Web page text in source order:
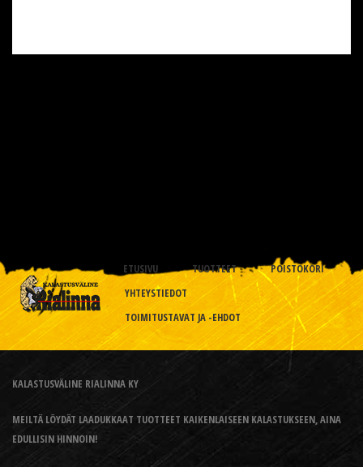
ETUSIVU TUOTTEET
POISTOKORI
YHTEYSTIEDOT
TOIMITUSTAVAT JA -EHDOT
KALASTUSVÄLINE RIALINNA KY
MEILTÄ LÖYDÄT LAADUKKAAT TUOTTEET KAIKENLAISEEN KALASTUKSEEN, AINA
EDULLISIN HINNOIN!